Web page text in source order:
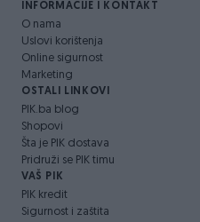
INFORMACIJE I KONTAKT
O nama
Uslovi korištenja
Online sigurnost
Marketing
OSTALI LINKOVI
PIK.ba blog
Shopovi
Šta je PIK dostava
Pridruži se PIK timu
VAŠ PIK
PIK kredit
Sigurnost i zaštita